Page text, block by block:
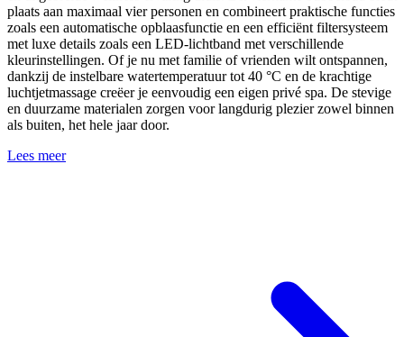
plaats aan maximaal vier personen en combineert praktische functies
zoals een automatische opblaasfunctie en een efficiënt filtersysteem
met luxe details zoals een LED-lichtband met verschillende
kleurinstellingen. Of je nu met familie of vrienden wilt ontspannen,
dankzij de instelbare watertemperatuur tot 40 °C en de krachtige
luchtjetmassage creëer je eenvoudig een eigen privé spa. De stevige
en duurzame materialen zorgen voor langdurig plezier zowel binnen
als buiten, het hele jaar door.
Lees meer